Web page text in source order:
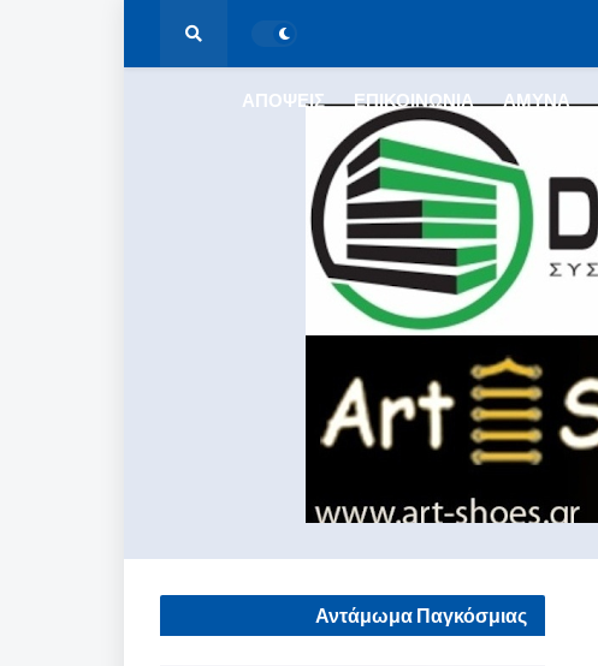
ΑΜΥΝΑ
ΕΠΙΚΟΙΝΩΝΙΑ
ΑΠΟΨΕΙΣ
Αντάμωμα Παγκόσμιας
Συνομοσπονδίας Παμμακεδονικών